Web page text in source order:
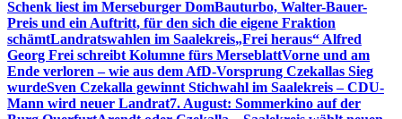
Schenk liest im Merseburger DomBauturbo, Walter-Bauer-
Preis und ein Auftritt, für den sich die eigene Fraktion
schämtLandratswahlen im Saalekreis„Frei heraus“ Alfred
Georg Frei schreibt Kolumne fürs MerseblattVorne und am
Ende verloren – wie aus dem AfD-Vorsprung Czekallas Sieg
wurdeSven Czekalla gewinnt Stichwahl im Saalekreis – CDU-
Mann wird neuer Landrat7. August: Sommerkino auf der